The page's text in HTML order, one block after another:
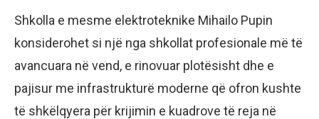
Shkolla e mesme elektroteknike Mihailo Pupin
konsiderohet si një nga shkollat profesionale më të
avancuara në vend, e rinovuar plotësisht dhe e
pajisur me infrastrukturë moderne që ofron kushte
të shkëlqyera për krijimin e kuadrove të reja në